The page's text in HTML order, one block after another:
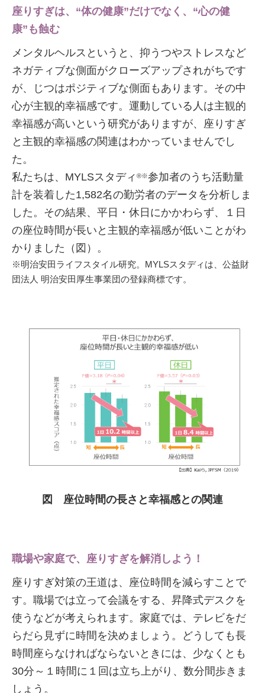
座りすぎは、“体の健康”だけでなく、“心の健
康”も蝕む
メンタルヘルスというと、抑うつやストレスなど
ネガティブな側面がクローズアップされがちです
が、じつはポジティブな側面もあります。その中
心が主観的幸福感です。運動している人は主観的
幸福感が高いという研究がありますが、座りすぎ
と主観的幸福感の関連はわかっていませんでし
た。
私たちは、MYLSスタディ ®※参加者のうち活動量
計を装着した1,582名の勤労者のデータを分析しま
した。その結果、平日・休日にかかわらず、１日
の座位時間が長いと主観的幸福感が低いことがわ
かりました（図）。
※明治安田ライフスタイル研究。MYLSスタディは、公益財
団法人 明治安田厚生事業団の登録商標です。
図 座位時間の長さと幸福感との関連
職場や家庭で、座りすぎを解消しよう！
座りすぎ対策の王道は、座位時間を減らすことで
す。職場では立って会議をする、昇降式デスクを
使うなどが考えられます。家庭では、テレビをだ
らだら見ずに時間を決めましょう。どうしても長
時間座らなければならないときには、少なくとも
30分～１時間に１回は立ち上がり、数分間歩きま
しょう。